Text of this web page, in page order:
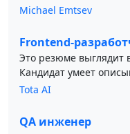
Michael Emtsev
Frontend-
Это резюме
Кандидат умеет
Tota AI
QA инженер